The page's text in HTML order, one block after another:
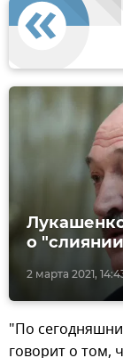
2 марта 2021,
о
"По
говорит о том,